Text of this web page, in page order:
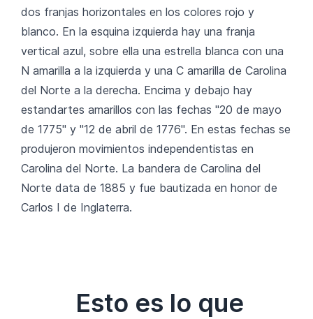
dos franjas horizontales en los colores rojo y
blanco. En la esquina izquierda hay una franja
vertical azul, sobre ella una estrella blanca con una
N amarilla a la izquierda y una C amarilla de Carolina
del Norte a la derecha. Encima y debajo hay
estandartes amarillos con las fechas "20 de mayo
de 1775" y "12 de abril de 1776". En estas fechas se
produjeron movimientos independentistas en
Carolina del Norte. La bandera de Carolina del
Norte data de 1885 y fue bautizada en honor de
Carlos I de Inglaterra.
Esto es lo que